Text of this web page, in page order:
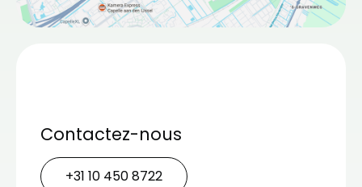
Contactez-nous
+31 10 450 8722